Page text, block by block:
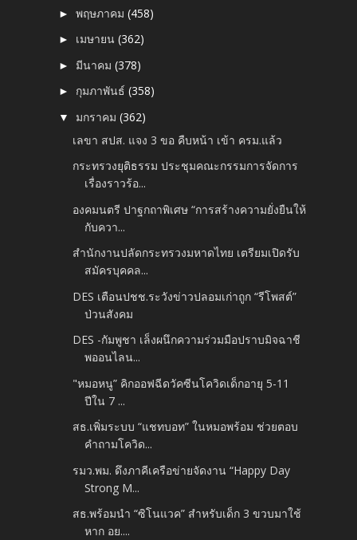
►พฤษภาคม(458)
► เมษายน(362)
► มีนาคม(378)
► กุมภาพันธ์(358)
▼ มกราคม(362)
เลขา สปส. แจง 3 ขอ คืบหน้า เข้า ครม.แล้ว
กระทรวงยุติธรรม ประชุมคณะกรรมการจัดการ
เรื่องราวร้อ...
องคมนตรี ปาฐกถาพิเศษ “การสร้างความยั่งยืนให้
กับควา...
สำนักงานปลัดกระทรวงมหาดไทย เตรียมเปิดรับ
สมัครบุคคล...
DES เตือนปชช.ระวังข่าวปลอมเก่าถูก “รีโพสต์”
ป่วนสังคม
DES -กัมพูชา เล็งผนึกความร่วมมือปราบมิจฉาชี
พออนไลน...
"หมอหนู” คิกออฟฉีดวัคซีนโควิดเด็กอายุ 5-11
ปีใน 7 ...
สธ.เพิ่มระบบ “แชทบอท” ในหมอพร้อม ช่วยตอบ
คำถามโควิด...
รมว.พม. ดึงภาคีเครือข่ายจัดงาน “Happy Day
Strong M...
สธ.พร้อมนำ “ซิโนแวค” สำหรับเด็ก 3 ขวบมาใช้
หาก อย....